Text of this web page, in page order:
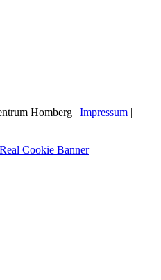
Homberg | Impressum |
Cookie Banner